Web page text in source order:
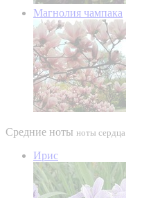
Магнолия чампака
Средние ноты ноты сердца
Ирис